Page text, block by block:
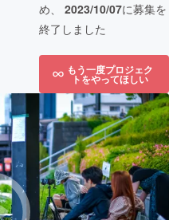
め、 2023/10/07に募集を
終了しました
もう一度プロジェク
トをやってほしい